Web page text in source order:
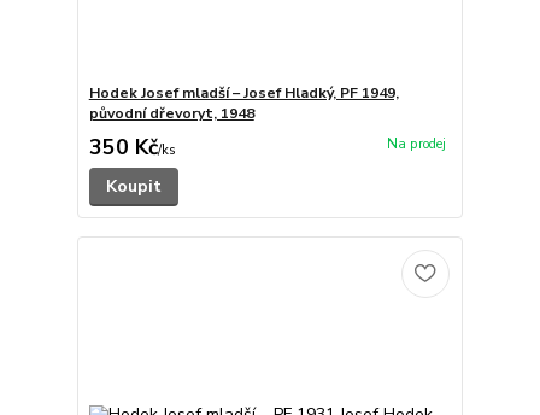
Hodek Josef mladší – Josef Hladký, PF 1949,
původní dřevoryt, 1948
350 Kč/ks
Koupit